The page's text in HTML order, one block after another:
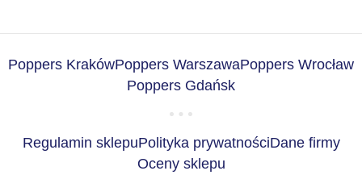
Poppers KrakówPoppers WarszawaPoppers Wrocław
Poppers Gdańsk
Regulamin sklepuPolityka prywatnościDane firmy
Oceny sklepu